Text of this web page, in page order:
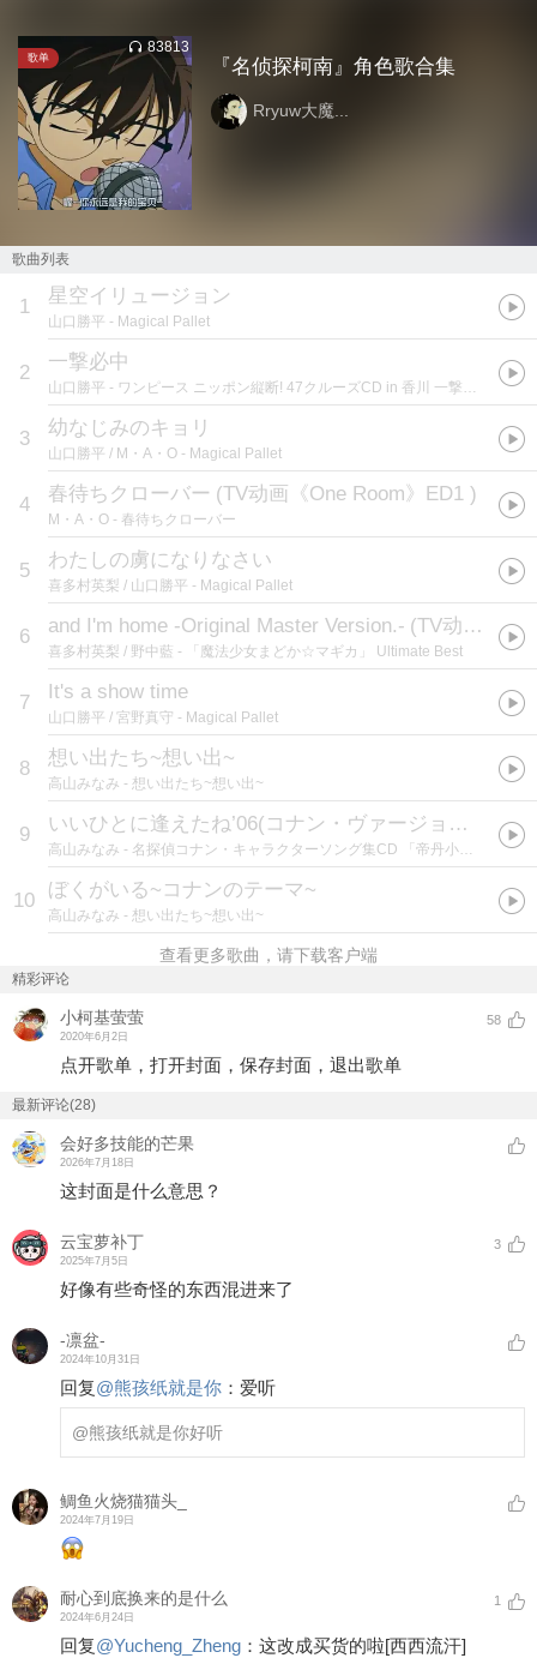
歌单
83813
『名侦探柯南』角色歌合集
Rryuw大魔...
歌曲列表
1 星空イリュージョン
山口勝平 - Magical Pallet
2 一撃必中
山口勝平 - ワンピース ニッポン縦断! 47クルーズCD in 香川 一撃必中 / ウソップ
3 幼なじみのキョリ
山口勝平 / M・A・O - Magical Pallet
4 春待ちクローバー (TV动画《One Room》ED1 )
M・A・O - 春待ちクローバー
5 わたしの虜になりなさい
喜多村英梨 / 山口勝平 - Magical Pallet
6 and I'm home -Original Master Version.- (TV动画《魔法少女小圆》第9集片尾曲
喜多村英梨 / 野中藍 - 「魔法少女まどか☆マギカ」 Ultimate Best
7 It's a show time
山口勝平 / 宮野真守 - Magical Pallet
8 想い出たち~想い出~
高山みなみ - 想い出たち~想い出~
9 いいひとに逢えたね’06(コナン・ヴァージョン) 江
高山みなみ - 名探偵コナン・キャラクターソング集CD 「帝丹小学校に全員集合!!」
10 ぼくがいる~コナンのテーマ~
高山みなみ - 想い出たち~想い出~
查看更多歌曲，请下载客户端
精彩评论
小柯基萤萤
2020年6月2日
58
点开歌单，打开封面，保存封面，退出歌单
最新评论(28)
会好多技能的芒果
2026年7月18日
这封面是什么意思？
云宝萝补丁
2025年7月5日
3
好像有些奇怪的东西混进来了
-凛盆-
2024年10月31日
回复@熊孩纸就是你 ： 爱听
@熊孩纸就是你好听
鲷鱼火烧猫猫头_
2024年7月19日
耐心到底换来的是什么
2024年6月24日
1
回复@Yucheng_Zheng ： 这改成买货的啦[西西流汗]